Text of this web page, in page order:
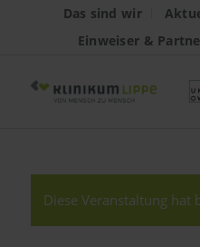
Das sind wir
Einweiser &
Diese Veranstaltung hat